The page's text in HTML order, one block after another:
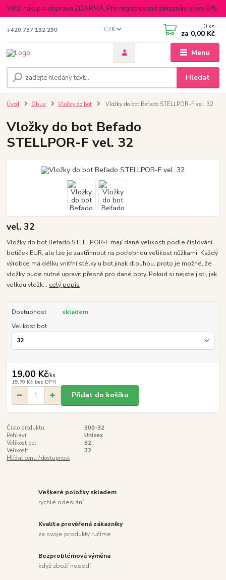
Větší nákup = doprava ZDARMA. Pro registrované zákazníky sleva 5%.
Menu
CZK
Hledat
+420 737 132 290 0 ks
za 0,00 Kč
Úvod Obuv Vložky do bot Vložky do bot Befado STELLPOR-F vel. 32
Vložky do bot Befado
STELLPOR-F vel. 32
vel. 32
Vložky do bot Befado STELLPOR-F mají dané velikosti podle číslování
botiček EUR, ale lze je zastřihnout na potřebnou velikost nůžkami. Každý
výrobce má délku vnitřní stélky u bot jinak dlouhou, proto je možné, že
vložky bude nutné upravit přesně pro dané boty. Pokud si nejste jisti, jak
velkou vložk... celý popis
Dostupnost
skladem
Velikost bot
19,00 Kč/ks
15,70 Kč bez DPH
Přidat do košíku
Číslo produktu:
300-32
Pohlaví:
Unisex
Velikost bot:
32
Velikost:
32
Hlídat cenu / dostupnost
Veškeré položky skladem
rychlé odeslání
Kvalita prověřená zákazníky
za svoje produkty ručíme
Bezproblémová výměna
když zboží nesedí